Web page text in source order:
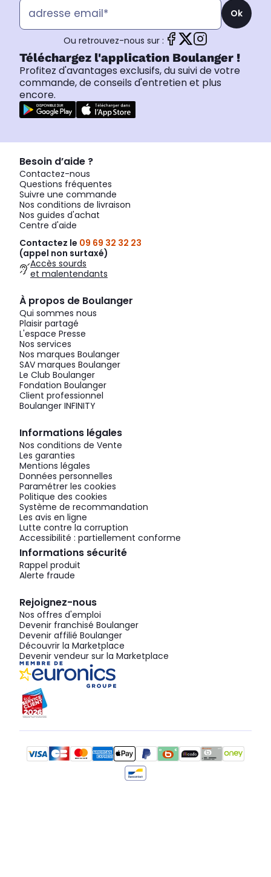
Ok
Ou retrouvez-nous sur :
Téléchargez l'application Boulanger !
Profitez d'avantages exclusifs, du suivi de votre
commande, de conseils d'entretien et plus
encore.
Besoin d’aide ?
Contactez-nous
Questions fréquentes
Suivre une commande
Nos conditions de livraison
Nos guides d'achat
Centre d'aide
Contactez le 09 69 32 32 23
(appel non surtaxé)
Accès sourds
et malentendants
À propos de Boulanger
Qui sommes nous
Plaisir partagé
L'espace Presse
Nos services
Nos marques Boulanger
SAV marques Boulanger
Le Club Boulanger
Fondation Boulanger
Client professionnel
Boulanger INFINITY
Informations légales
Nos conditions de Vente
Les garanties
Mentions légales
Données personnelles
Paramétrer les cookies
Politique des cookies
Système de recommandation
Les avis en ligne
Lutte contre la corruption
Accessibilité : partiellement conforme
Informations sécurité
Rappel produit
Alerte fraude
Rejoignez-nous
Nos offres d'emploi
Devenir franchisé Boulanger
Devenir affilié Boulanger
Découvrir la Marketplace
Devenir vendeur sur la Marketplace